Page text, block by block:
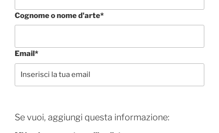
Cognome o nome d'arte*
Email*
Se vuoi, aggiungi questa informazione: